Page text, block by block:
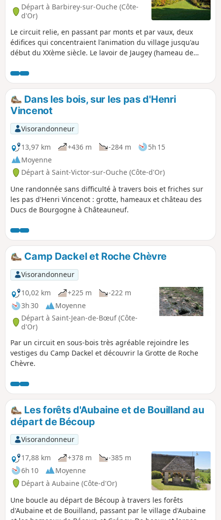
Départ à Barbirey-sur-Ouche (Côte-
d'Or)
Le circuit relie, en passant par monts et par vaux, deux
édifices qui concentraient l'animation du village jusqu'au
début du XXème siècle. Le lavoir de Jaugey (hameau de
sentiers : le Tour de Barbaricum, le Tour des cinq balcons
sur la Gironde, les liaisons vers le Tour des Roches de
Veluze, vers le Tour de Marigny, vers la Traversée des 5
vallées. Le four à bois de Grenant-lès-Sombernoon est
allumé les jours de fêtes. .
Dans les bois, sur les pas d'Henri
Vincenot
Visorandonneur
13,97 km
+436 m -284 m
5h 15
Moyenne
Départ à Saint-Victor-sur-Ouche (Côte-d'Or)
Une randonnée sans difficulté à travers bois et friches sur
les pas d'Henri Vincenot : grotte, hameaux et château des
Ducs de Bourgogne à Châteauneuf.
Camp Dackel et Roche Chèvre
Visorandonneur
10,02 km
+225 m
-222 m
3h 30
Moyenne
Départ à Saint-Jean-de-Bœuf (Côte-
d'Or)
Par un circuit en sous-bois très agréable rejoindre les
vestiges du Camp Dackel et découvrir la Grotte de Roche
Chèvre.
Les forêts d'Aubaine et de Bouilland au
départ de Bécoup
Visorandonneur
17,88 km
+378 m
-385 m
6h 10
Moyenne
Départ à Aubaine (Côte-d'Or)
Une boucle au départ de Bécoup à travers les forêts
d'Aubaine et de Bouilland, passant par le village d'Aubaine